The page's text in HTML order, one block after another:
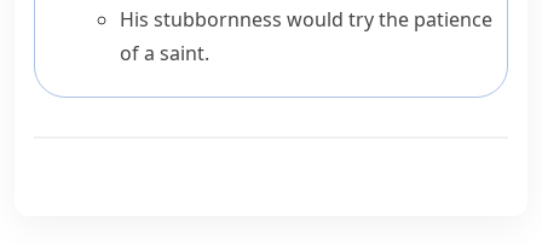
His stubbornness would try the patience
of a saint.